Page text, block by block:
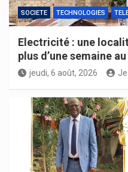
SOCIETE TECHNOLOGIES
Electricité : une
plus d’une semaine
jeudi, 6 août, 2026